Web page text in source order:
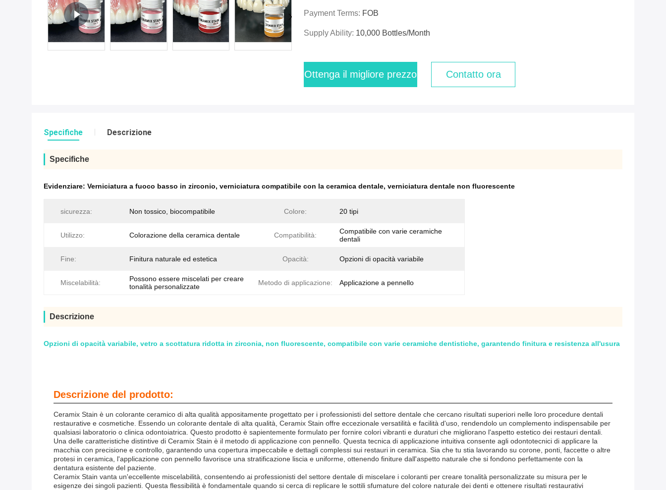
Payment Terms: FOB
Supply Ability: 10,000 Bottles/month
Ottenga il migliore prezzo Contatto ora
Specifiche Descrizione
Specifiche
Evidenziare: Verniciatura a fuoco basso in zirconio, verniciatura compatibile con la ceramica dentale, verniciatura dentale non fluorescente
sicurezza: Non tossico, biocompatibile Colore: 20 tipi
Utilizzo: Colorazione della ceramica dentale Compatibilità:
Compatibile con varie ceramiche
dentali
Fine: Finitura naturale ed estetica Opacità: Opzioni di opacità variabile
Miscelabilità:
Possono essere miscelati per creare
tonalità personalizzate
Metodo di applicazione: Applicazione a pennello
Descrizione
Opzioni di opacità variabile, vetro a scottatura ridotta in zirconia, non fluorescente, compatibile con varie ceramiche dentistiche, garantendo finitura e resistenza all'usura
Descrizione del prodotto:
Ceramix Stain è un colorante ceramico di alta qualità appositamente progettato per i professionisti del settore dentale che cercano risultati superiori nelle loro procedure dentali
restaurative e cosmetiche. Essendo un colorante dentale di alta qualità, Ceramix Stain offre eccezionale versatilità e facilità d'uso, rendendolo un complemento indispensabile per
qualsiasi laboratorio o clinica odontoiatrica. Questo prodotto è sapientemente formulato per fornire colori vibranti e duraturi che migliorano l'aspetto estetico dei restauri dentali.
Una delle caratteristiche distintive di Ceramix Stain è il metodo di applicazione con pennello. Questa tecnica di applicazione intuitiva consente agli odontotecnici di applicare la
macchia con precisione e controllo, garantendo una copertura impeccabile e dettagli complessi sui restauri in ceramica. Sia che tu stia lavorando su corone, ponti, faccette o altre
protesi in ceramica, l'applicazione con pennello favorisce una stratificazione liscia e uniforme, ottenendo finiture dall'aspetto naturale che si fondono perfettamente con la
dentatura esistente del paziente.
Ceramix Stain vanta un'eccellente miscelabilità, consentendo ai professionisti del settore dentale di miscelare i coloranti per creare tonalità personalizzate su misura per le
esigenze dei singoli pazienti. Questa flessibilità è fondamentale quando si cerca di replicare le sottili sfumature del colore naturale dei denti e ottenere risultati restaurativi